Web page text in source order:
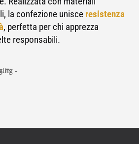
la confezione unisce resistenza
, perfetta per chi apprezza
responsabili.